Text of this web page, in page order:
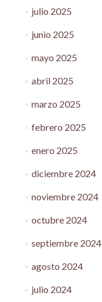
julio 2025
junio 2025
mayo 2025
abril 2025
marzo 2025
febrero 2025
enero 2025
diciembre 2024
noviembre 2024
octubre 2024
septiembre 2024
agosto 2024
julio 2024